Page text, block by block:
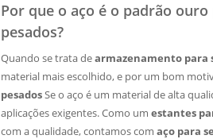
Por que o aço é o padrão
pesados?
Quando se trata dearmazenamento para
material mais escolhido, e por um bom
pesadosSe o aço é um material de alta
aplicações exigentes. Como um estantes
com a qualidade, contamos com aço para